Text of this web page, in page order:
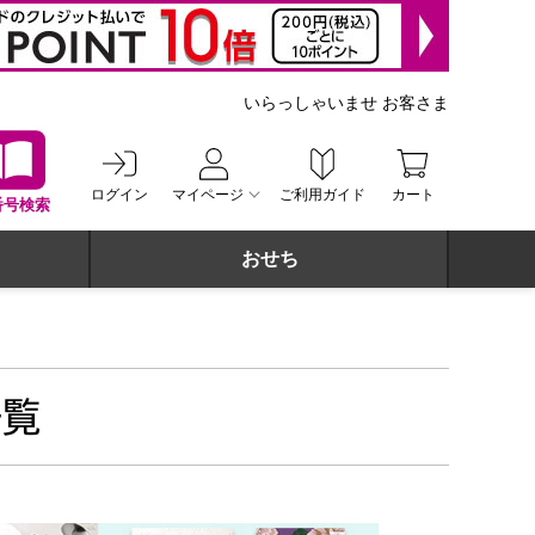
号検索
ログイン マイページ ご利用ガイド カート
いらっしゃいませ お客さま
おせち